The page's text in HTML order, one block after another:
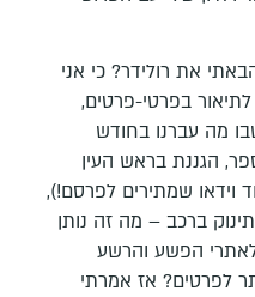
את רולידר? כי אני
בפרטי-פרטים,
מה עברנו בחודש
בת ה-7 מקרית ספר, הגננת בראש העין
וידאו שמתירים לפרסם!),
ברכב – מה זה נותן
לאתרי הפשע והרשע
לפרטים? אז אמרתי